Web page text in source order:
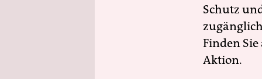
Schutz
Finden
Aktion.